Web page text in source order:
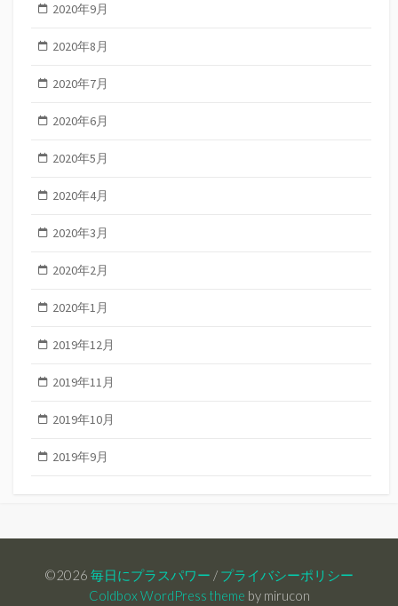
2020年9月
2020年8月
2020年7月
2020年6月
2020年5月
2020年4月
2020年3月
2020年2月
2020年1月
2019年12月
2019年11月
2019年10月
2019年9月
©2026 毎日にプラスパワー / プライバシーポリシー
Coldbox WordPress theme by mirucon